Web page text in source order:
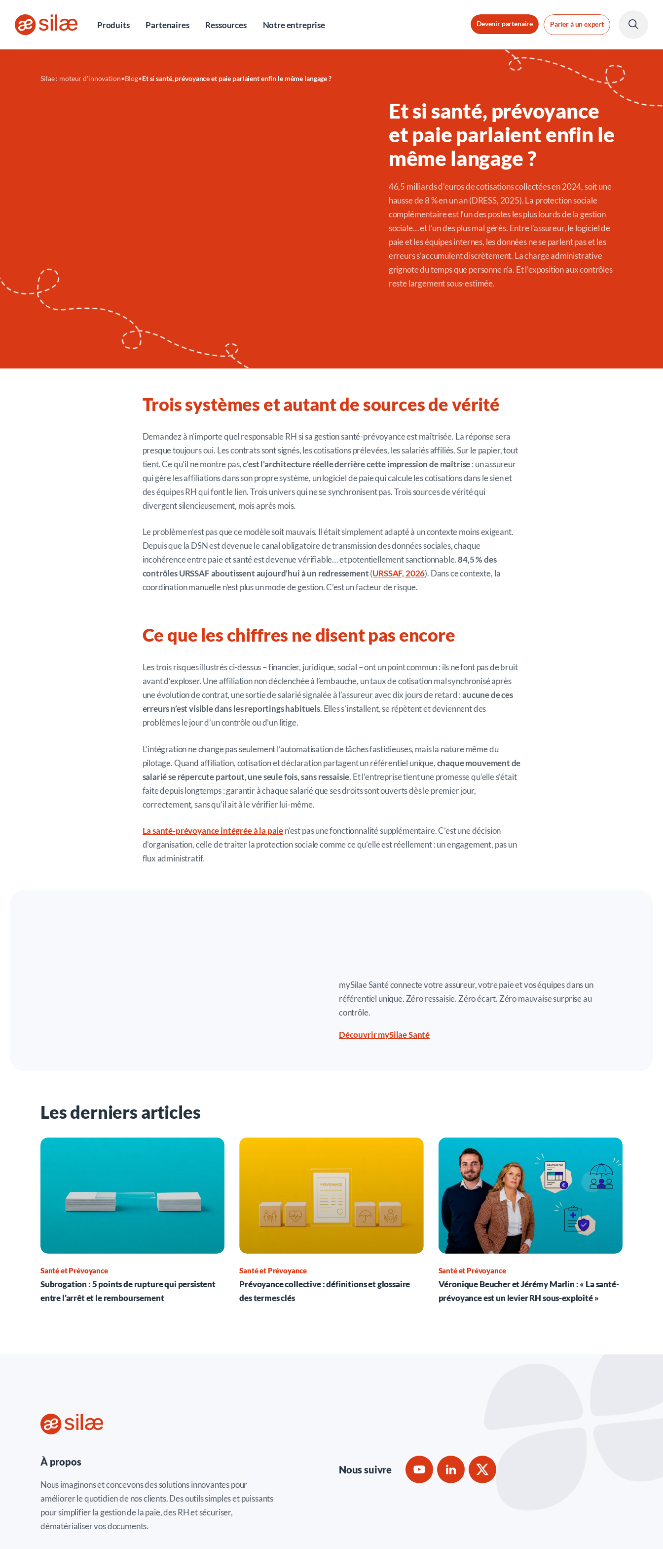
Produits Partenaires Ressources Notre entreprise Devenir partenaire Parler à un expert
Silae : moteur d'innovation•Blog•Et si santé, prévoyance et paie parlaient enfin le même langage ?
Et si santé, prévoyance
et paie parlaient enfin le
même langage ?
46,5 milliards d’euros de cotisations collectées en 2024, soit une
hausse de 8 % en un an (DRESS, 2025). La protection sociale
complémentaire est l’un des postes les plus lourds de la gestion
sociale… et l’un des plus mal gérés. Entre l’assureur, le logiciel de
paie et les équipes internes, les données ne se parlent pas et les
erreurs s’accumulent discrètement. La charge administrative
grignote du temps que personne n’a. Et l’exposition aux contrôles
reste largement sous-estimée.
Trois systèmes et autant de sources de vérité
Demandez à n’importe quel responsable RH si sa gestion santé-prévoyance est maîtrisée. La réponse sera
presque toujours oui. Les contrats sont signés, les cotisations prélevées, les salariés affiliés. Sur le papier, tout
tient. Ce qu’il ne montre pas,c’est l’architecture réelle derrière cette impression de maîtrise: un assureur
qui gère les affiliations dans son propre système, un logiciel de paie qui calcule les cotisations dans le sien et
des équipes RH qui font le lien. Trois univers qui ne se synchronisent pas. Trois sources de vérité qui
divergent silencieusement, mois après mois.
Le problème n’est pas que ce modèle soit mauvais. Il était simplement adapté à un contexte moins exigeant.
Depuis que la DSN est devenue le canal obligatoire de transmission des données sociales, chaque
incohérence entre paie et santé est devenue vérifiable… et potentiellement sanctionnable.84,5 % des
contrôles URSSAF aboutissent aujourd’hui à un redressement(URSSAF, 2026). Dans ce contexte, la
coordination manuelle n’est plus un mode de gestion. C’est un facteur de risque.
Ce que les chiffres ne disent pas encore
Les trois risques illustrés ci-dessus – financier, juridique, social – ont un point commun : ils ne font pas de bruit
avant d’exploser. Une affiliation non déclenchée à l’embauche, un taux de cotisation mal synchronisé après
une évolution de contrat, une sortie de salarié signalée à l’assureur avec dix jours de retard :aucune de ces
erreurs n’est visible dans les reportings habituels. Elles s’installent, se répètent et deviennent des
problèmes le jour d’un contrôle ou d’un litige.
L’intégration ne change pas seulement l’automatisation de tâches fastidieuses, mais la nature même du
pilotage. Quand affiliation, cotisation et déclaration partagent un référentiel unique,chaque mouvement de
salarié se répercute partout, une seule fois, sans ressaisie. Et l’entreprise tient une promesse qu’elle s’était
faite depuis longtemps : garantir à chaque salarié que ses droits sont ouverts dès le premier jour,
correctement, sans qu’il ait à le vérifier lui-même.
La santé-prévoyance intégrée à la paien’est pas une fonctionnalité supplémentaire. C’est une décision
d’organisation, celle de traiter la protection sociale comme ce qu’elle est réellement : un engagement, pas un
flux administratif.
mySilae Santé connecte votre assureur, votre paie et vos équipes dans un
référentiel unique. Zéro ressaisie. Zéro écart. Zéro mauvaise surprise au
contrôle.
Découvrir mySilae Santé
Les derniers articles
Santé et Prévoyance
Subrogation : 5 points de rupture qui persistent
entre l’arrêt et le remboursement
Santé et Prévoyance
Prévoyance collective : définitions et glossaire
des termes clés
Santé et Prévoyance
Véronique Beucher et Jérémy Marlin : « La santé-
prévoyance est un levier RH sous-exploité »
À propos
Nous imaginons et concevons des solutions innovantes pour
améliorer le quotidien de nos clients. Des outils simples et puissants
pour simplifier la gestion de la paie, des RH et sécuriser,
dématérialiser vos documents.
Nous suivre